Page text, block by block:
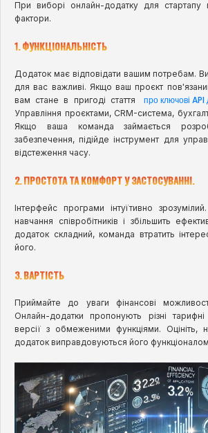
При виборі онлайн-додатку для стартапу
фактори.
1. ФУНКЦІОНАЛЬНІСТЬ
Додаток має відповідати вашим потребам.
для вас важливі. Якщо ваш проєкт
вам стане в пригоді стаття
про ключові
Управління проєктами, CRM-система,
Якщо ваша команда займається
забезпечення, підійде інструмент для
відстеження часу.
2. ПРОСТОТА ТА КОМФОРТ У ЗАСТОСУВАННІ.
Інтерфейс програми інтуїтивно
навчання співробітників і збільшить
додаток складний, команда втратить
його.
3. ВАРТІСТЬ
Приймайте до уваги фінансові
Онлайн-додатки пропонують різні
версії з обмеженими функціями. Оцініть,
додаток виправдовуються його